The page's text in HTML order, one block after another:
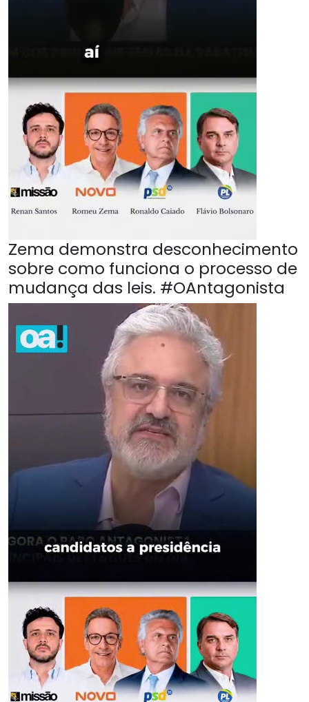
Zema demonstra desconhecimento
sobre como funciona o processo de
mudança das leis. #OAntagonista